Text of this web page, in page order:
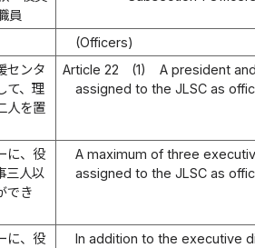
員
(Officers)
センタ
て、理
人を置
Article 22 (1)
A president
assigned to the JLSC as
に、役
三人以
でき
A maximum of three
assigned to the JLSC as
に、役
In addition to the executive